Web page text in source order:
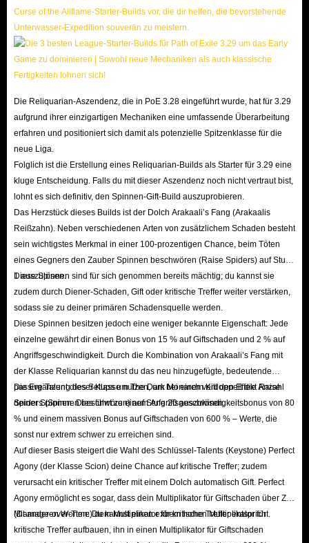
Curse of the Allflame-Starter-Builds vor, die dir helfen, die bevorstehende
Unterwasser-Expedition souverän zu meistern.
Die Reliquarian-Aszendenz, die in PoE 3.28 eingeführt wurde, hat für 3.29
aufgrund ihrer einzigartigen Mechaniken eine umfassende Überarbeitung
erfahren und positioniert sich damit als potenzielle Spitzenklasse für die
neue Liga.
Folglich ist die Erstellung eines Reliquarian-Builds als Starter für 3.29 eine
kluge Entscheidung. Falls du mit dieser Aszendenz noch nicht vertraut bist,
lohnt es sich definitiv, den Spinnen-Gift-Build auszuprobieren.
Das Herzstück dieses Builds ist der Dolch Arakaali’s Fang (Arakaalis
Reißzahn). Neben verschiedenen Arten von zusätzlichem Schaden besteht
sein wichtigstes Merkmal in einer 100-prozentigen Chance, beim Töten
eines Gegners den Zauber Spinnen beschwören (Raise Spiders) auf Stufe
1 auszulösen.
Diese Spinnen sind für sich genommen bereits mächtig; du kannst sie
zudem durch Diener-Schaden, Gift oder kritische Treffer weiter verstärken,
sodass sie zu deiner primären Schadensquelle werden.
Diese Spinnen besitzen jedoch eine weniger bekannte Eigenschaft: Jede
einzelne gewährt dir einen Bonus von 15 % auf Giftschaden und 2 % auf
Angriffsgeschwindigkeit. Durch die Kombination von Arakaali’s Fang mit
der Klasse Reliquarian kannst du das neu hinzugefügte, bedeutende
passive Talent dieser Klasse nutzen, um bei einem Kill den Effekt Raise
Spiders (Spinnen beschwören) auf Stufe 20 auszulösen.
Die Ergänzung des Setups um The Dark Monarch verdoppelt die Anzahl
deiner Spinnen. Dies führt zu einem Angriffsgeschwindigkeitsbonus von 80
% und einem massiven Bonus auf Giftschaden von 600 % – Werte, die
sonst nur extrem schwer zu erreichen sind.
Auf dieser Basis steigert die Wahl des Schlüssel-Talents (Keystone) Perfect
Agony (der Klasse Scion) deine Chance auf kritische Treffer; zudem
verursacht ein kritischer Treffer mit einem Dolch automatisch Gift. Perfect
Agony ermöglicht es sogar, dass dein Multiplikator für Giftschaden über Zeit
(Damage-over-Time) dem Multiplikator für kritische Treffer entspricht.
Mit anderen Worten: Du kannst einen extrem hohen Multiplikator für
kritische Treffer aufbauen, ihn in einen Multiplikator für Giftschaden